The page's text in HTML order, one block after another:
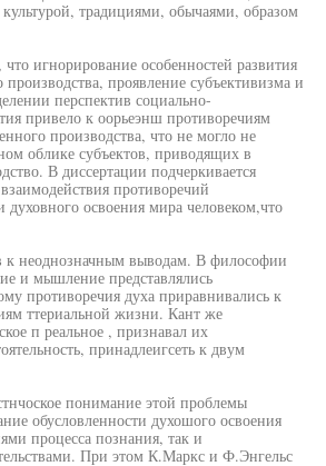
традициями, обычаями, образом
что игнорирование особенностей развития
производства, проявление субъективизма и
перспектив социально-
привело к оорьеэнш противоречиям
производства, что не могло не
облике субъектов, приводящих в
В диссертации подчеркивается
противоречий
освоения мира человеком,что
к неоднозначным выводам. В философии
и мышление представлялись
противоречия духа приравнивались к
ттериальной жизни. Кант же
п реальное , признавал их
принадлеигсеть к двум
понимание этой проблемы
обусловленности духошого освоения
процесса познания, так и
При этом К.Маркс и Ф.Энгельс